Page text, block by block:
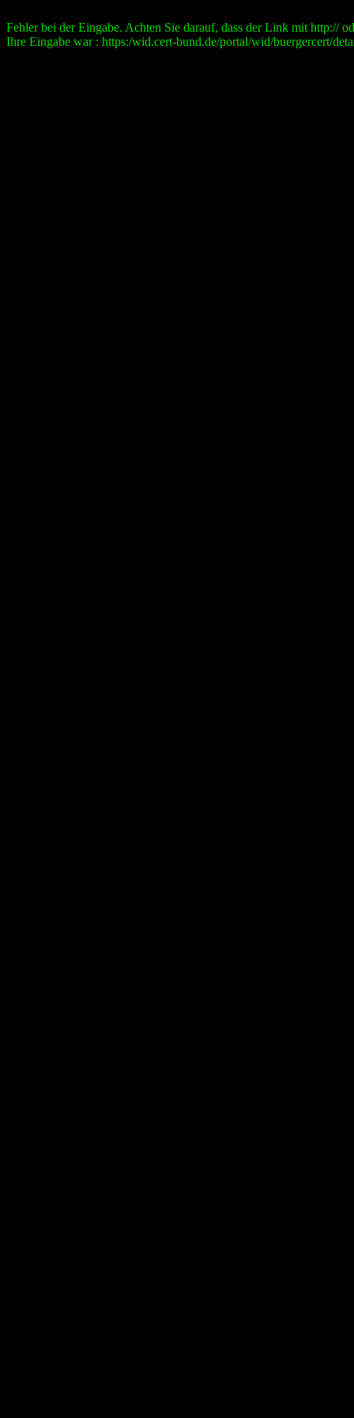
Fehler bei der Eingabe. Achten Sie darauf, dass der Link mit http://
Ihre Eingabe war : https:/wid.cert-bund.de/portal/wid/buergercert/